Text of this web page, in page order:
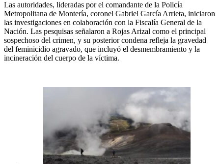
Las autoridades, lideradas por el comandante de la Policía
Metropolitana de Montería, coronel Gabriel García Arrieta, iniciaron
las investigaciones en colaboración con la Fiscalía General de la
Nación. Las pesquisas señalaron a Rojas Arizal como el principal
sospechoso del crimen, y su posterior condena refleja la gravedad
del feminicidio agravado, que incluyó el desmembramiento y la
incineración del cuerpo de la víctima.